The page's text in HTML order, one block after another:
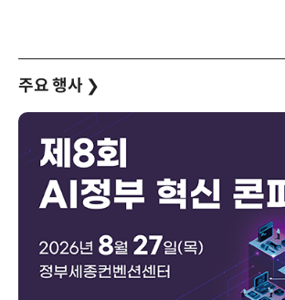
주요 행사 ❯